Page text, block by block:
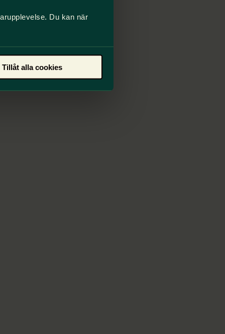
Du kan när
Tillåt alla cookies